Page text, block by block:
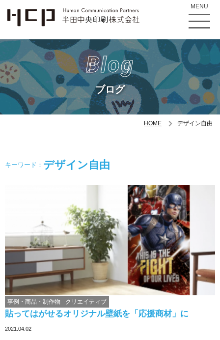
MENU
Blog
ブログ
HOME デザイン自由
キーワード： デザイン自由
貼ってはがせるオリジナル壁紙を「応援商材」に
事例・商品・制作物 クリエイティブ
2021.04.02